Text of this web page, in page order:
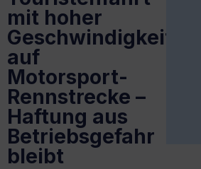
mit hoher
Geschwindigkeit
auf
Motorsport-
Rennstrecke –
Haftung aus
Betriebsgefahr
bleibt